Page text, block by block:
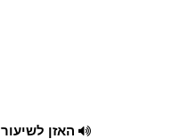
האזן לשיעור